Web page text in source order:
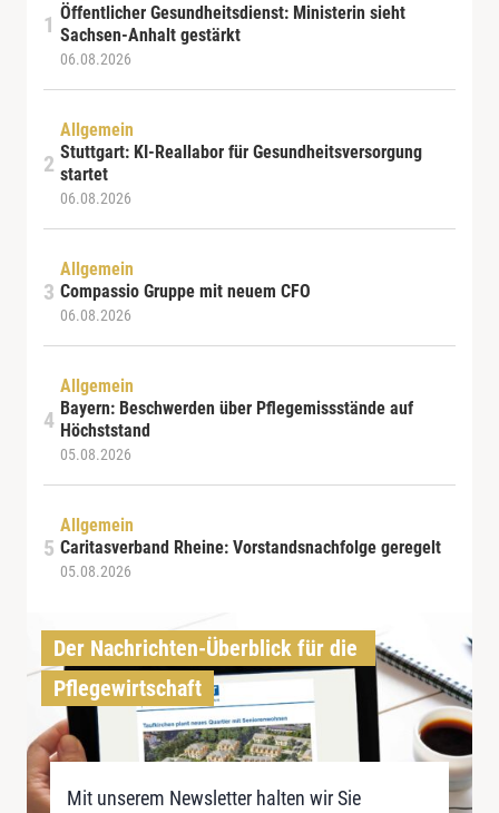
Öffentlicher Gesundheitsdienst: Ministerin sieht
Sachsen-Anhalt gestärkt
06.08.2026
Allgemein
Stuttgart: KI-Reallabor für Gesundheitsversorgung
startet
06.08.2026
Allgemein
Compassio Gruppe mit neuem CFO
06.08.2026
Allgemein
Bayern: Beschwerden über Pflegemissstände auf
Höchststand
05.08.2026
Allgemein
Caritasverband Rheine: Vorstandsnachfolge geregelt
05.08.2026
Der Nachrichten-Überblick für die
Pflegewirtschaft
Mit unserem Newsletter halten wir Sie